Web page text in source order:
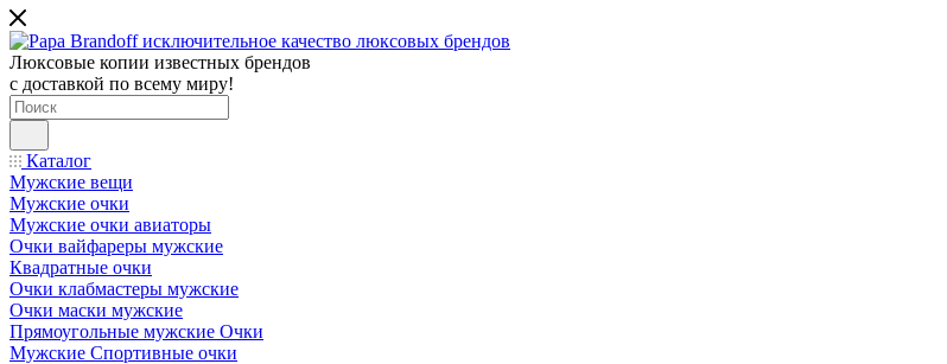
Люксовые копии известных брендов
с доставкой по всему миру!
Каталог
Мужские вещи
Мужские очки
Мужские очки авиаторы
Очки вайфареры мужские
Квадратные очки
Очки клабмастеры мужские
Очки маски мужские
Прямоугольные мужские Очки
Мужские Спортивные очки